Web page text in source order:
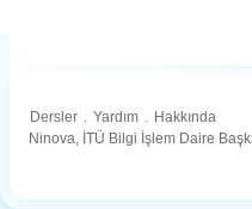
Dersler . Yardım . Hakkında
Ninova, İTÜ Bilgi İşlem Daire